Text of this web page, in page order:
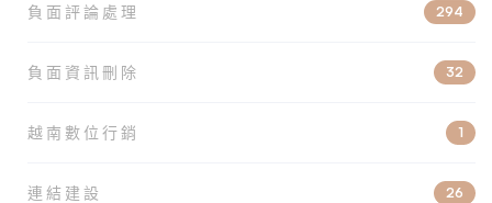
負面評論處理 294
負面資訊刪除 32
越南數位行銷 1
連結建設 26